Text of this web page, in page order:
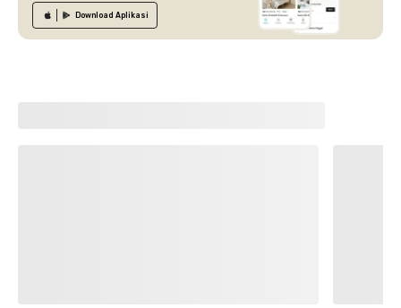
Download Aplikasi